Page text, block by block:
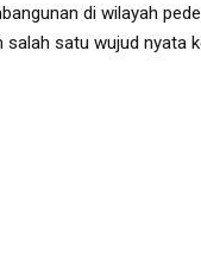
di wilayah
salah satu wujud nyata